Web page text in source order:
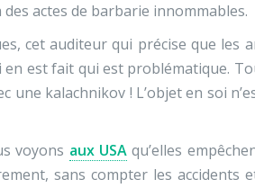
des actes de barbarie innommables.
cet auditeur qui précise que les
en est fait qui est problématique.
une kalachnikov ! L’objet en soi
voyons aux USAqu’elles
sans compter les accidents